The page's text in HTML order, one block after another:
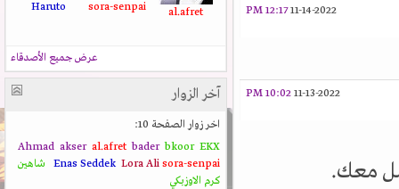
11-14-2022
12:17 PM
11-13-2022
10:02 PM
معك.
al.afret
sora-senpai
Haruto
عرض جميع الأصدقاء
آخر الزوار
اخر زوار الصفحة 10:
Ahmad
akser al.afret bader bkoor
EKX
Enas Seddek
Lora Ali sora-senpai
شاهين
كرم الاوزبكي